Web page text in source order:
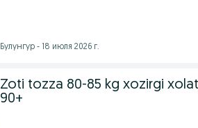
Булунгур - 18 июля 2026 г.
Zoti tozza 80-85 kg xozirgi
90+